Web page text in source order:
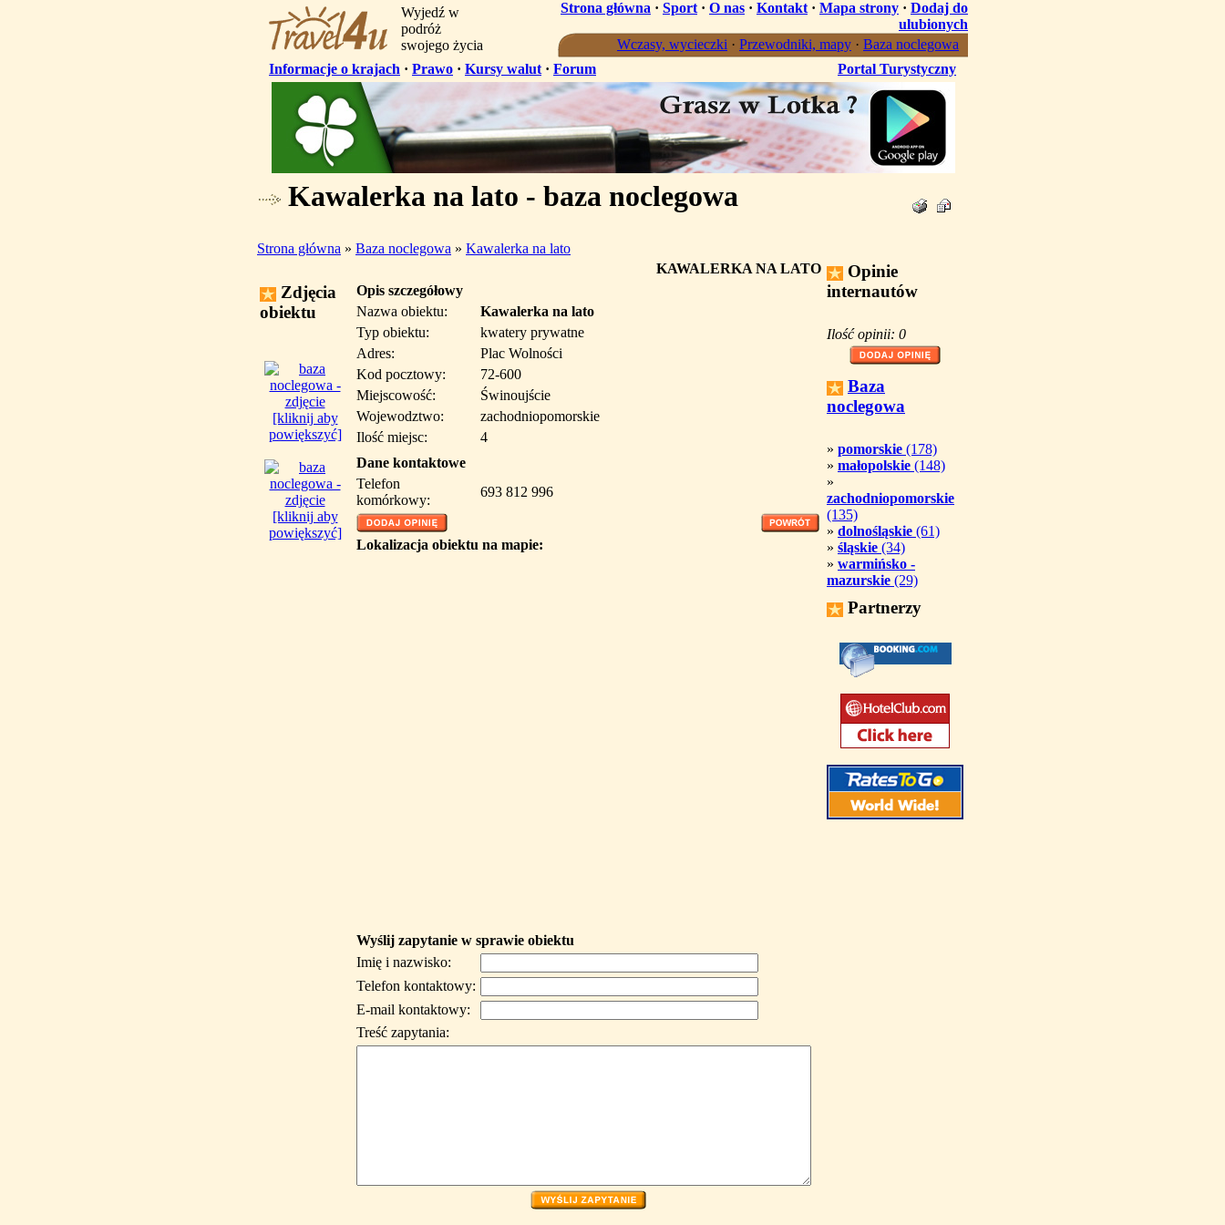
Wyjedź w
podróż
swojego życia
Strona główna · Sport · O nas · Kontakt · Mapa strony · Dodaj do
ulubionych
Wczasy, wycieczki · Przewodniki, mapy · Baza noclegowa
Informacje o krajach · Prawo · Kursy walut · Forum Portal Turystyczny
Kawalerka na lato - baza noclegowa
Strona główna » Baza noclegowa » Kawalerka na lato
KAWALERKA NA LATO
Zdjęcia
obiektu
[kliknij aby
powiększyć]
[kliknij aby
powiększyć]
Opis szczegółowy
Nazwa obiektu:
Kawalerka na lato
Typ obiektu:
kwatery prywatne
Adres:
Plac Wolności
Kod pocztowy:
72-600
Miejscowość:
Świnoujście
Wojewodztwo:
zachodniopomorskie
Ilość miejsc:
4
Dane kontaktowe
Telefon
komórkowy:
693 812 996
Lokalizacja obiektu na mapie:
Wyślij zapytanie w sprawie obiektu
Imię i nazwisko:
Telefon kontaktowy:
E-mail kontaktowy:
Treść zapytania:
Opinie
internautów
Ilość opinii: 0
Baza
noclegowa
» pomorskie (178)
» małopolskie (148)
»
zachodniopomorskie
(135)
» dolnośląskie (61)
» śląskie (34)
» warmińsko -
mazurskie (29)
Partnerzy